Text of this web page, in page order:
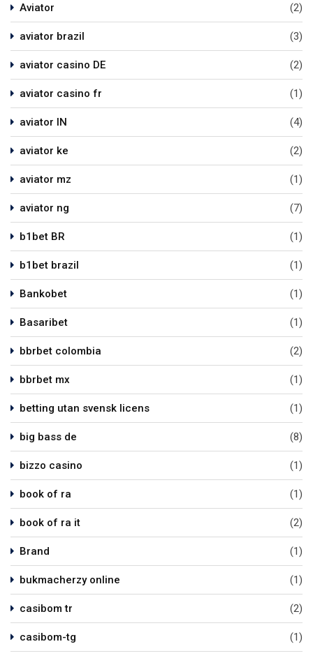
Aviator (2)
aviator brazil (3)
aviator casino DE (2)
aviator casino fr (1)
aviator IN (4)
aviator ke (2)
aviator mz (1)
aviator ng (7)
b1bet BR (1)
b1bet brazil (1)
Bankobet (1)
Basaribet (1)
bbrbet colombia (2)
bbrbet mx (1)
betting utan svensk licens (1)
big bass de (8)
bizzo casino (1)
book of ra (1)
book of ra it (2)
Brand (1)
bukmacherzy online (1)
casibom tr (2)
casibom-tg (1)